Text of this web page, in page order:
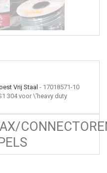
Vrij Staal - 17018571-10
304 voor \'heavy duty